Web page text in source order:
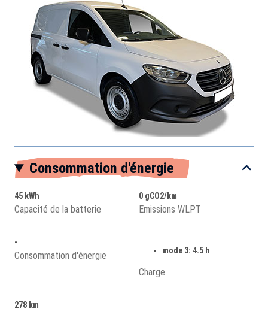
Consommation d'énergie
45 kWh
Capacité de la batterie
0 gCO2/km
Emissions WLPT
-
Consommation d'énergie mode 3: 4.5 h
Charge
278 km